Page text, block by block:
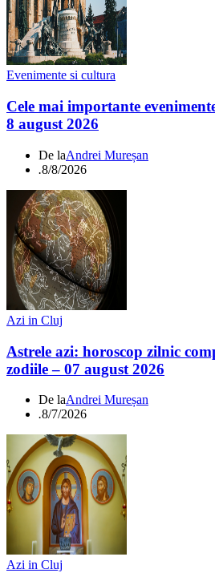
Evenimente si cultura
Cele mai importante
8 august 2026
De laAndrei Mureșan
.8/8/2026
Azi in Cluj
Astrele azi: horoscop zilnic
zodiile – 07 august 2026
De laAndrei Mureșan
.8/7/2026
Azi in Cluj